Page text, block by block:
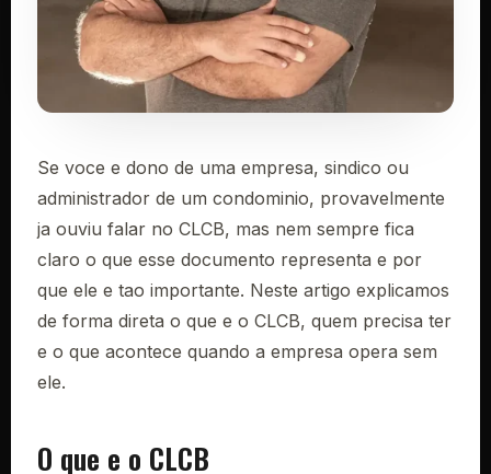
Se voce e dono de uma empresa, sindico ou
administrador de um condominio, provavelmente
ja ouviu falar no CLCB, mas nem sempre fica
claro o que esse documento representa e por
que ele e tao importante. Neste artigo explicamos
de forma direta o que e o CLCB, quem precisa ter
e o que acontece quando a empresa opera sem
ele.
O que e o CLCB